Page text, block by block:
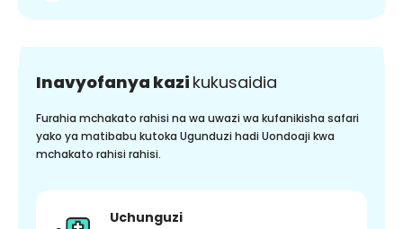
Inavyofanya kazi kukusaidia
Furahia mchakato rahisi na wa uwazi wa kufanikisha safari
yako ya matibabu kutoka Ugunduzi hadi Uondoaji kwa
mchakato rahisi rahisi.
Uchunguzi